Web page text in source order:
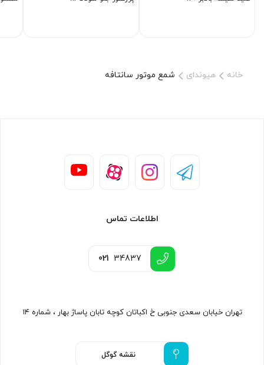
خانه هیوندای شمع موتور سانتافه
اطلاعات تماس
021 34837
تهران خیابان سعدی جنوبی خ اکباتان کوچه تابان پاساژ بهار ، شماره ۱۴
نقشه گوگل